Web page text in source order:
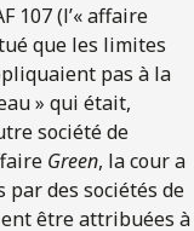
107 (l’« affaire
que les limites
pas à la
» qui était,
société de
Green, la cour a
par des sociétés de
être attribuées à